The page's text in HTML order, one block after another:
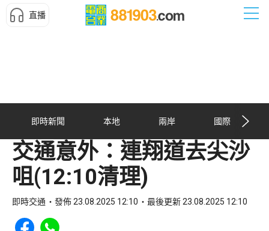
直播
即時新聞 本地 兩岸 國際
交通意外：連翔道去尖沙
咀(12:10清理)
即時交通 發佈 23.08.2025 12:10 最後更新 23.08.2025 12:10
Share to Facebook
Share to WhatsApp